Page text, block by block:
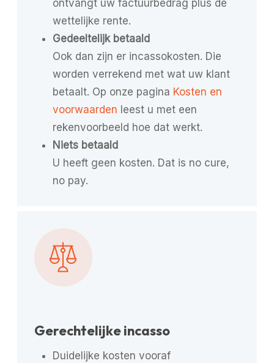
ontvangt uw factuurbedrag plus de
wettelijke rente.
Gedeeltelijk betaald
Ook dan zijn er incassokosten. Die
worden verrekend met wat uw klant
betaalt. Op onze pagina Kosten en
voorwaarden leest u met een
rekenvoorbeeld hoe dat werkt.
Niets betaald
U heeft geen kosten. Dat is no cure,
no pay.
Gerechtelijke incasso
Duidelijke kosten vooraf